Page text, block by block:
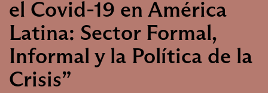
el Covid-19 en América
Latina: Sector Formal,
Informal y la Política de la
Crisis”